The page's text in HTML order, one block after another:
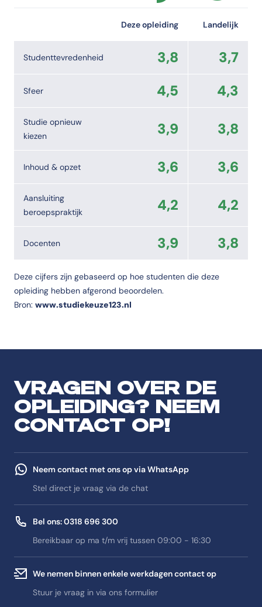
Deze opleiding Landelijk
Studenttevredenheid 3,8 3,7
Sfeer 4,5 4,3
Studie opnieuw
kiezen
3,9 3,8
Inhoud & opzet 3,6 3,6
Aansluiting
beroepspraktijk
4,2 4,2
Docenten 3,9 3,8
Deze cijfers zijn gebaseerd op hoe studenten die deze
opleiding hebben afgerond beoordelen.
Bron: www.studiekeuze123.nl
VRAGEN OVER DE
OPLEIDING? NEEM
CONTACT OP!
Neem contact met ons op via WhatsApp
Stel direct je vraag via de chat
Bel ons: 0318 696 300
Bereikbaar op ma t/m vrij tussen 09:00 - 16:30
We nemen binnen enkele werkdagen contact op
Stuur je vraag in via ons formulier